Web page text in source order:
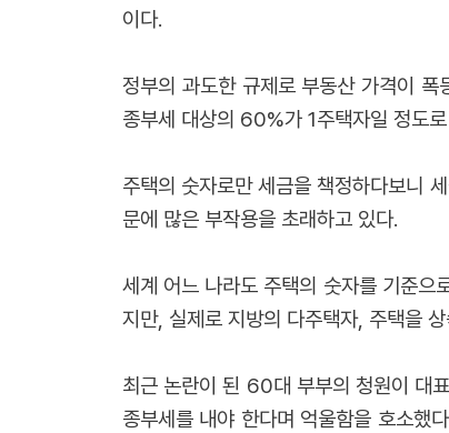
이다.
정부의 과도한 규제로 부동산 가격이
종부세 대상의 60%가 1주택자일 정도
주택의 숫자로만 세금을 책정하다보니
문에 많은 부작용을 초래하고 있다.
세계 어느 나라도 주택의 숫자를 기준으
지만, 실제로 지방의 다주택자, 주택을
최근 논란이 된 60대 부부의 청원이 대
종부세를 내야 한다며 억울함을 호소했